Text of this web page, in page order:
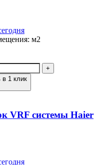
м2
в 1 клик
VRF системы Haier